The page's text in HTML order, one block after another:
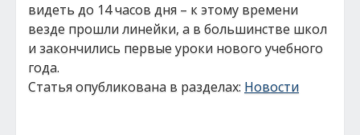
видеть до 14 часов дня – к этому времени
везде прошли линейки, а в большинстве школ
и закончились первые уроки нового учебного
года.
Статья опубликована в разделах: Новости